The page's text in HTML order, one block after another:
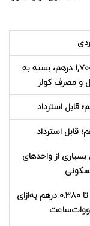
حدود ۴۰۰ تا ۱,۷۰۰ درهم، بسته به
و مصرف کولر
بسیاری از واحدهای
پلکانی از ۰.۲۳۰ تا ۰.۳۸۰ درهم به‌ازای